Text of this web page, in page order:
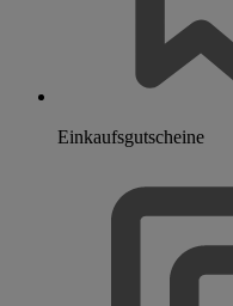
Einkaufsgutscheine